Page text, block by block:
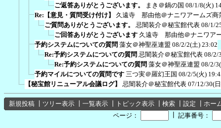
ご返答ありがとうございます。
まき＠鍋の国 08/1/8(火)
Re:【意見・質問受け付け】
久遠寺 那由他＠ナニワアームズ商
ご質問ありがとうございます。
忌闇装介＠秘宝館代表 08/1/
ご回答ありがとうございます 久遠寺 那由他＠ナニワア
予約システムについての質問 藻女＠神聖巫連盟 08/2/2(土) 23:02
Re:予約システムについての質問 忌闇装介＠秘宝館代表 08/2/
Re:予約システムについての質問 藻女＠神聖巫連盟 08/2/
予約マイルについての質問です 三つ実＠羅幻王国 08/2/5(火)
【秘宝館リニューアル会議ログ】
忌闇装介＠秘宝館代表 07/12/30(
新規投稿 ツリー表示 一覧表示 トピック表示 検索 設定
ホー
ページ：
記事番号：